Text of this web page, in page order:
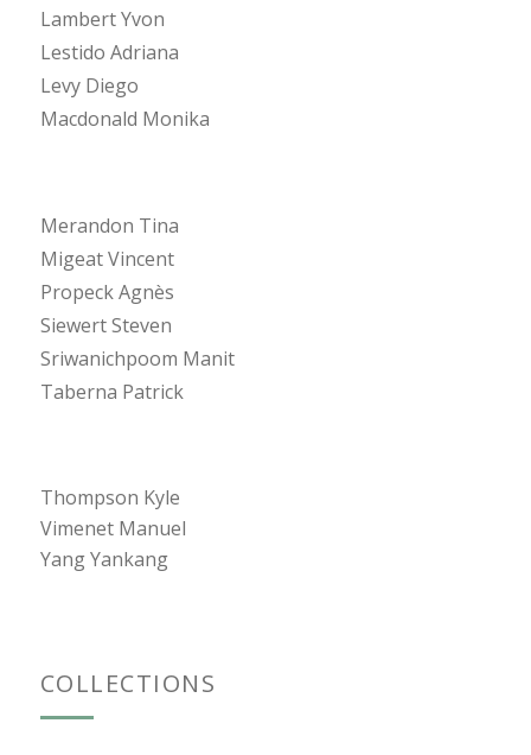
Lambert Yvon
Lestido Adriana
Levy Diego
Macdonald Monika
Merandon Tina
Migeat Vincent
Propeck Agnès
Siewert Steven
Sriwanichpoom Manit
Taberna Patrick
Thompson Kyle
Vimenet Manuel
Yang Yankang
COLLECTIONS